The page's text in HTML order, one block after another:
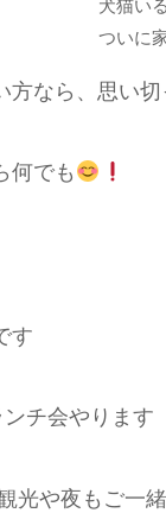
犬猫い
ついに
方なら、思い
何でも
す
チ会やります
光や夜もご一